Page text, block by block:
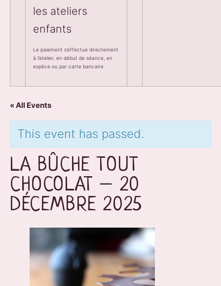
les ateliers
enfants
Le paiement s’effectue directement
à l’atelier, en début de séance, en
espèce ou par carte bancaire
« All Events
This event has passed.
LA BÛCHE TOUT
CHOCOLAT – 20
DÉCEMBRE 2025